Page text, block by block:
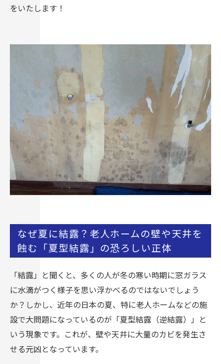
をいたします！
なぜ夏に結露？老人ホームの壁や天井を
蝕む「夏型結露」の恐ろしい正体
「結露」と聞くと、多くの人が冬の寒い時期に窓ガラス
に水滴がつく様子を思い浮かべるのではないでしょう
か？しかし、近年の日本の夏、特に老人ホームなどの施
設で大問題になっているのが「夏型結露（逆結露）」と
いう現象です。これが、壁や天井に大量のカビを発生さ
せる元凶となっています。